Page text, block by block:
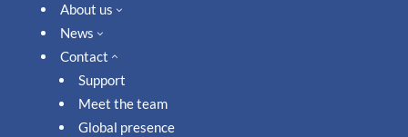
About us 3
News 3
Contact 2
Support
Meet the team
Global presence